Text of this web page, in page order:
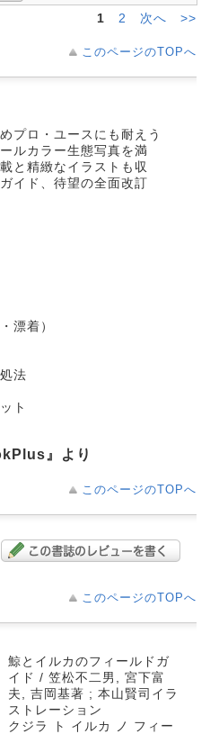
1
2 次へ >>
このページのTOPへ
プロ・ユースにも耐えう
ルカラー生態写真を満
と精緻なイラストも収
イド、待望の全面改訂
漂着）
法
ト
』より
このページのTOPへ
このページのTOPへ
鯨とイルカのフィールドガ
イド / 笠松不二男, 宮下富
夫, 吉岡基著 ; 本山賢司イラ
ストレーション
クジラ ト イルカ ノ フィー